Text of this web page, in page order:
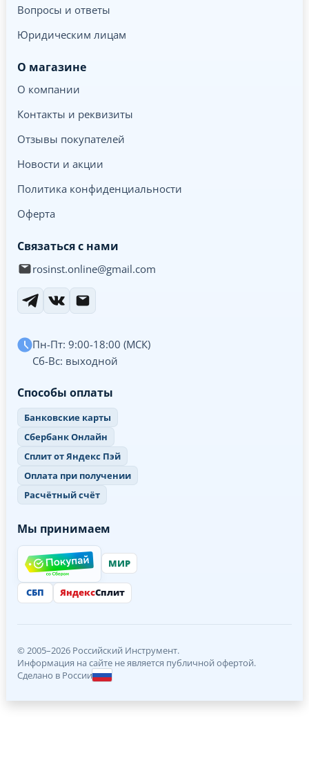
Вопросы и ответы
Юридическим лицам
О магазине
О компании
Контакты и реквизиты
Отзывы покупателей
Новости и акции
Политика конфиденциальности
Оферта
Связаться с нами
rosinst.online@gmail.com
Пн-Пт: 9:00-18:00 (МСК)
Сб-Вс: выходной
Способы оплаты
Банковские карты
Сбербанк Онлайн
Сплит от Яндекс Пэй
Оплата при получении
Расчётный счёт
Мы принимаем
МИР
СБП ЯндексСплит
© 2005–2026 Российский Инструмент.
Информация на сайте не является публичной офертой.
Сделано в России